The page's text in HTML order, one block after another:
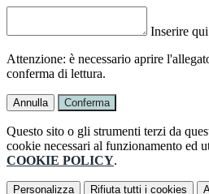
Inserire
Attenzione: è necessario aprire
conferma di lettura.
Annulla Conferma
Questo sito o gli strumenti terzi da
cookie necessari al funzionamento ed
COOKIE POLICY.
Personalizza Rifiuta tutti i cookies